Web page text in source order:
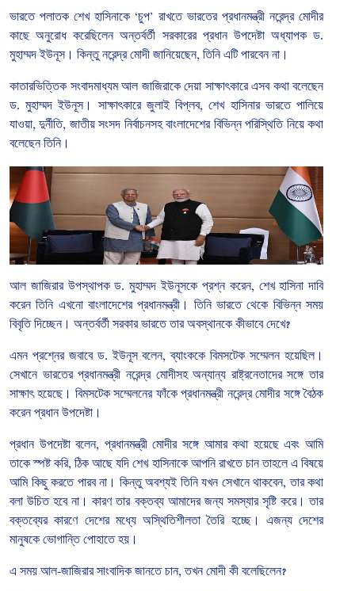
ভারতে পলাতক শেখ হাসিনাকে ‘চুপ’ রাখতে ভারতের প্রধানমন্ত্রী নরেন্দ্র মোদীর
কাছে অনুরোধ করেছিলেন অন্তর্বর্তী সরকারের প্রধান উপদেষ্টা অধ্যাপক ড.
মুহাম্মদ ইউনূস। কিন্তু নরেন্দ্র মোদী জানিয়েছেন, তিনি এটি পারবেন না।
কাতারভিত্তিক সংবাদমাধ্যম আল জাজিরাকে দেয়া সাক্ষাৎকারে এসব কথা বলেছেন
ড.মুহাম্মদ ইউনূস। সাক্ষাৎকারে জুলাই বিপ্লব,শেখ হাসিনার ভারতে পালিয়ে
যাওয়া,দুর্নীতি, জাতীয় সংসদ নির্বাচনসহ বাংলাদেশের বিভিন্ন পরিস্থিতি নিয়ে কথা
বলেছেন তিনি।
আল জাজিরার উপস্থাপক ড.মুহাম্মদ ইউনূসকে প্রশ্ন করেন, শেখ হাসিনা দাবি
করেন তিনি এখনো বাংলাদেশের প্রধানমন্ত্রী। তিনি ভারতে থেকে বিভিন্ন সময়
বিবৃতি দিচ্ছেন। অন্তর্বর্তী সরকার ভারতে তার অবস্থানকে কীভাবে দেখে?
এমন প্রশ্নের জবাবে ড.ইউনূস বলেন,ব্যাংককে বিমসটেক সম্মেলন হয়েছিল।
সেখানে ভারতের প্রধানমন্ত্রী নরেন্দ্র মোদীসহ অন্যান্য রাষ্ট্রনেতাদের সঙ্গে তার
সাক্ষাৎ হয়েছে। বিমসটেক সম্মেলনের ফাঁকে প্রধানমন্ত্রী নরেন্দ্র মোদীর সঙ্গে বৈঠক
করেন প্রধান উপদেষ্টা।
প্রধান উপদেষ্টা বলেন, প্রধানমন্ত্রী মোদীর সঙ্গে আমার কথা হয়েছে এবং আমি
তাকে স্পষ্ট করি,ঠিক আছে যদি শেখ হাসিনাকে আপনি রাখতে চান তাহলে এ বিষয়ে
আমি কিছু করতে পারব না। কিন্তু অবশ্যই তিনি যখন সেখানে থাকবেন,তার কথা
বলা উচিত হবে না। কারণ তার বক্তব্য আমাদের জন্য সমস্যার সৃষ্টি করে। তার
বক্তব্যের কারণে দেশের মধ্যে অস্থিতিশীলতা তৈরি হচ্ছে। এজন্য দেশের
মানুষকে ভোগান্তি পোহাতে হয়।
এ সময় আল-জাজিরার সাংবাদিক জানতে চান,তখন মোদী কী বলেছিলেন?